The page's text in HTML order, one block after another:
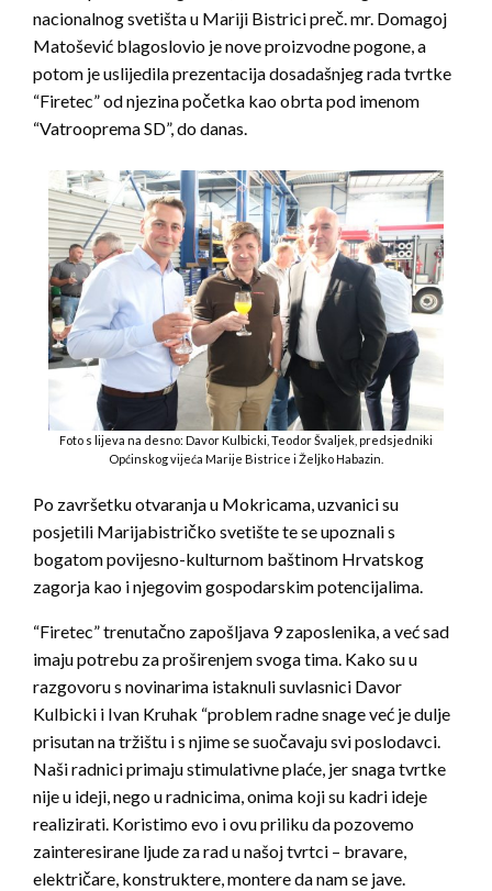
nacionalnog svetišta u Mariji Bistrici preč. mr. Domagoj
Matošević blagoslovio je nove proizvodne pogone, a
potom je uslijedila prezentacija dosadašnjeg rada tvrtke
“Firetec” od njezina početka kao obrta pod imenom
“Vatrooprema SD”, do danas.
Foto s lijeva na desno: Davor Kulbicki, Teodor Švaljek, predsjedniki
Općinskog vijeća Marije Bistrice i Željko Habazin.
Po završetku otvaranja u Mokricama, uzvanici su
posjetili Marijabistričko svetište te se upoznali s
bogatom povijesno-kulturnom baštinom Hrvatskog
zagorja kao i njegovim gospodarskim potencijalima.
“Firetec” trenutačno zapošljava 9 zaposlenika, a već sad
imaju potrebu za proširenjem svoga tima. Kako su u
razgovoru s novinarima istaknuli suvlasnici Davor
Kulbicki i Ivan Kruhak “problem radne snage već je dulje
prisutan na tržištu i s njime se suočavaju svi poslodavci.
Naši radnici primaju stimulativne plaće, jer snaga tvrtke
nije u ideji, nego u radnicima, onima koji su kadri ideje
realizirati. Koristimo evo i ovu priliku da pozovemo
zainteresirane ljude za rad u našoj tvrtci – bravare,
električare, konstruktere, montere da nam se jave.